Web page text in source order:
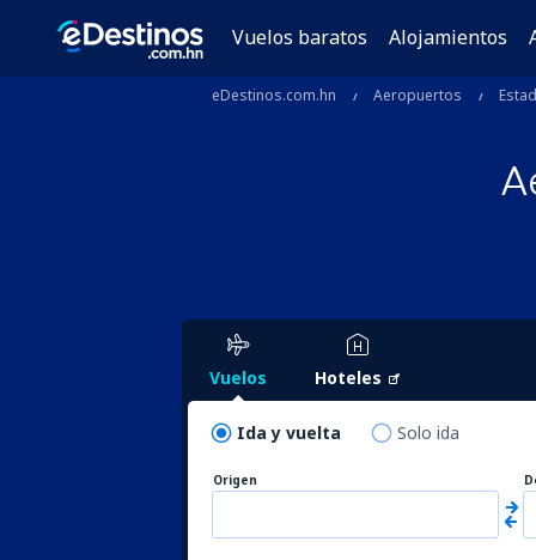
Vuelos baratos Alojamientos
eDestinos.com.hn Aeropuertos
Vuelos Hoteles
Ida y vuelta Solo ida
Origen